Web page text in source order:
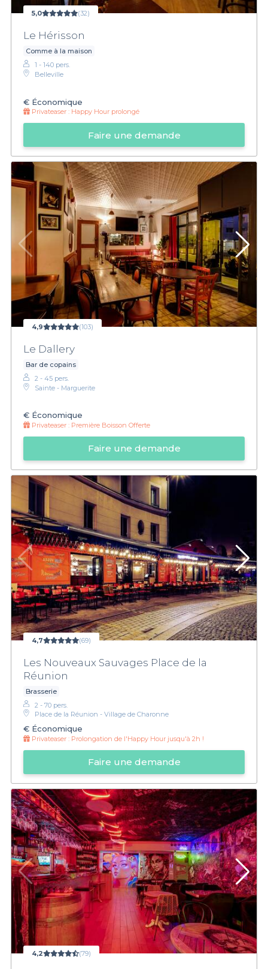
5,0 (32)
Le Hérisson
Comme à la maison
1 - 140 pers.
Belleville
€ Économique
Privateaser : Happy Hour prolongé
Faire une demande
4,9 (103)
Le Dallery
Bar de copains
2 - 45 pers.
Sainte - Marguerite
€ Économique
Privateaser : Première Boisson Offerte
Faire une demande
4,7 (69)
Les Nouveaux Sauvages Place de la
Réunion
Brasserie
2 - 70 pers.
Place de la Réunion - Village de Charonne
€ Économique
Privateaser : Prolongation de l'Happy Hour jusqu'à 2h !
Faire une demande
4,2 (79)